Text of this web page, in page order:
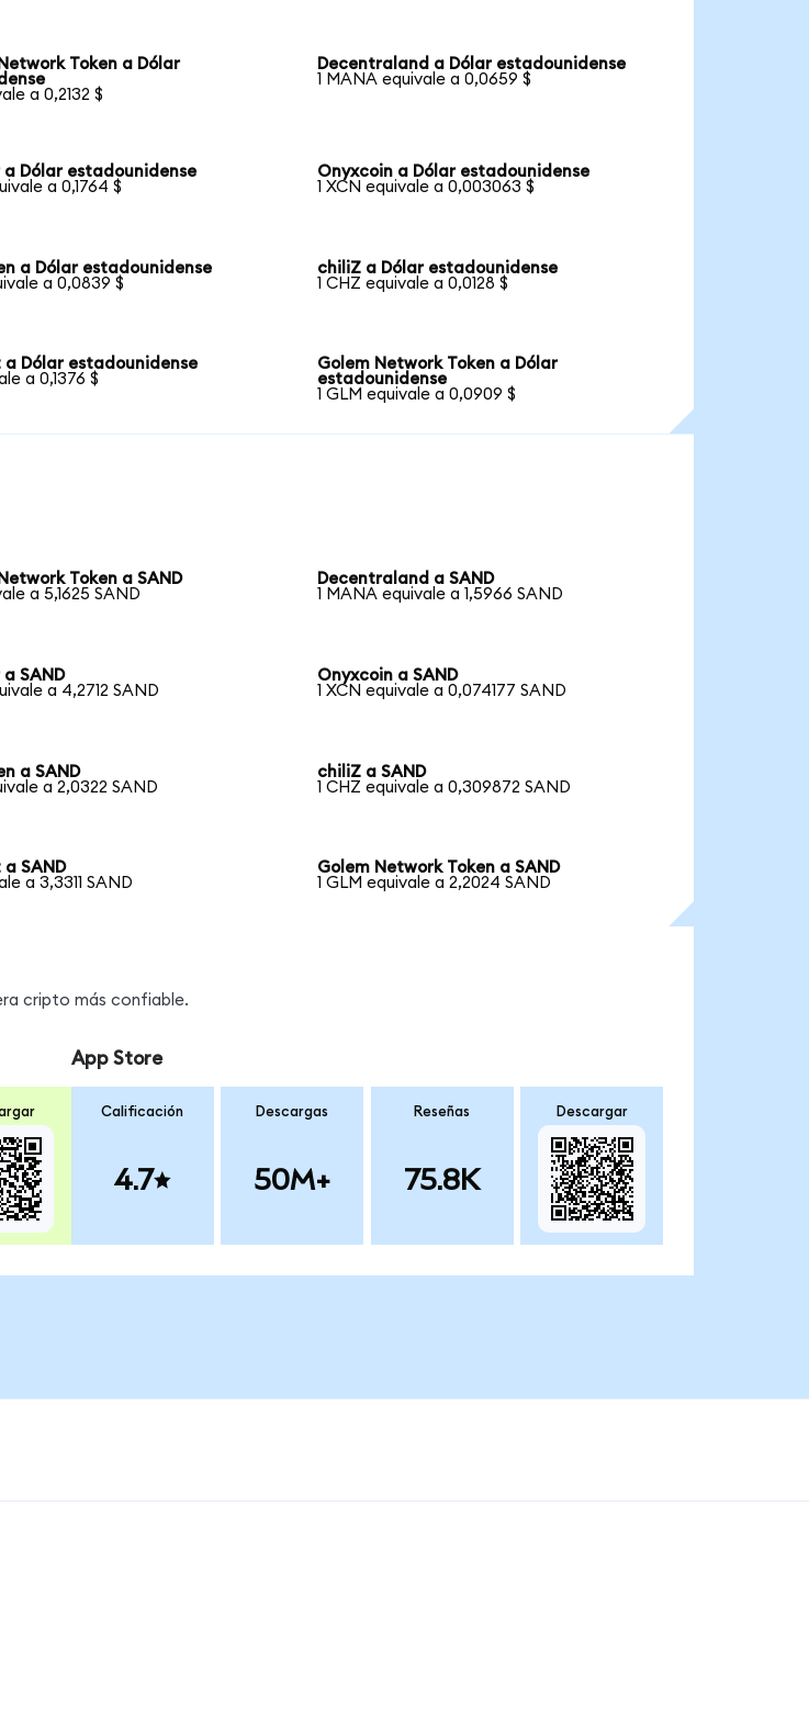
Token a Dólar
a 0,2132 $
Decentraland a Dólar estadounidense
1 MANA equivale a 0,0659 $
a Dólar estadounidense
a 0,1764 $
Onyxcoin a Dólar estadounidense
1 XCN equivale a 0,003063 $
a Dólar estadounidense
a 0,0839 $
chiliZ a Dólar estadounidense
1 CHZ equivale a 0,0128 $
Dólar estadounidense
a 0,1376 $
Golem Network Token a Dólar
estadounidense
1 GLM equivale a 0,0909 $
Token a SAND
a 5,1625 SAND
Decentraland a SAND
1 MANA equivale a 1,5966 SAND
SAND
a 4,2712 SAND
Onyxcoin a SAND
1 XCN equivale a 0,074177 SAND
a SAND
a 2,0322 SAND
chiliZ a SAND
1 CHZ equivale a 0,309872 SAND
SAND
a 3,3311 SAND
Golem Network Token a SAND
1 GLM equivale a 2,2024 SAND
cripto más confiable.
App Store
Calificación
4.7
Descargas
50M+
Reseñas
75.8K
Descargar